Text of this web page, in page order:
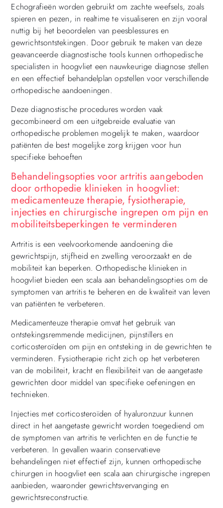
Echografieën worden gebruikt om zachte weefsels, zoals
spieren en pezen, in realtime te visualiseren en zijn vooral
nuttig bij het beoordelen van peesblessures en
gewrichtsontstekingen. Door gebruik te maken van deze
geavanceerde diagnostische tools kunnen orthopedische
specialisten in hoogvliet een nauwkeurige diagnose stellen
en een effectief behandelplan opstellen voor verschillende
orthopedische aandoeningen.
Deze diagnostische procedures worden vaak
gecombineerd om een ​​uitgebreide evaluatie van
orthopedische problemen mogelijk te maken, waardoor
patiënten de best mogelijke zorg krijgen voor hun
specifieke behoeften
Behandelingsopties voor artritis aangeboden
door orthopedie klinieken in hoogvliet:
medicamenteuze therapie, fysiotherapie,
injecties en chirurgische ingrepen om pijn en
mobiliteitsbeperkingen te verminderen
Artritis is een veelvoorkomende aandoening die
gewrichtspijn, stijfheid en zwelling veroorzaakt en de
mobiliteit kan beperken. Orthopedische klinieken in
hoogvliet bieden een scala aan behandelingsopties om de
symptomen van artritis te beheren en de kwaliteit van leven
van patiënten te verbeteren.
Medicamenteuze therapie omvat het gebruik van
ontstekingsremmende medicijnen, pijnstillers en
corticosteroïden om pijn en ontsteking in de gewrichten te
verminderen. Fysiotherapie richt zich op het verbeteren
van de mobiliteit, kracht en flexibiliteit van de aangetaste
gewrichten door middel van specifieke oefeningen en
technieken.
Injecties met corticosteroïden of hyaluronzuur kunnen
direct in het aangetaste gewricht worden toegediend om
de symptomen van artritis te verlichten en de functie te
verbeteren. In gevallen waarin conservatieve
behandelingen niet effectief zijn, kunnen orthopedische
chirurgen in hoogvliet een scala aan chirurgische ingrepen
aanbieden, waaronder gewrichtsvervanging en
gewrichtsreconstructie.